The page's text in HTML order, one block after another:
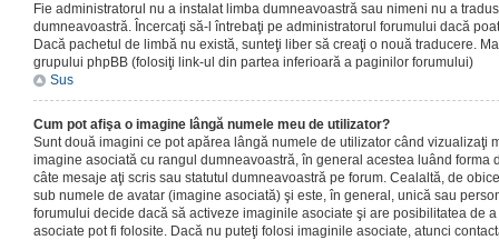
Fie administratorul nu a instalat limba dumneavoastră sau nimeni nu a
dumneavoastră. Încercaţi să-l întrebaţi pe administratorul forumului dacă
Dacă pachetul de limbă nu există, sunteţi liber să creaţi o nouă traducere.
grupului phpBB (folosiţi link-ul din partea inferioară a paginilor forumului)
Sus
Cum pot afişa o imagine lângă numele meu de utilizator?
Sunt două imagini ce pot apărea lângă numele de utilizator când vizualizaţi
imagine asociată cu rangul dumneavoastră, în general acestea luând forma
câte mesaje aţi scris sau statutul dumneavoastră pe forum. Cealaltă, de
sub numele de avatar (imagine asociată) şi este, în general, unică sau
forumului decide dacă să activeze imaginile asociate şi are posibilitatea de
asociate pot fi folosite. Dacă nu puteţi folosi imaginile asociate, atunci